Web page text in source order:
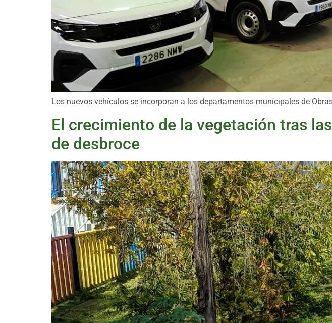
Los nuevos vehículos se incorporan a los departamentos municipales de
El crecimiento de la vegetación tras
de desbroce